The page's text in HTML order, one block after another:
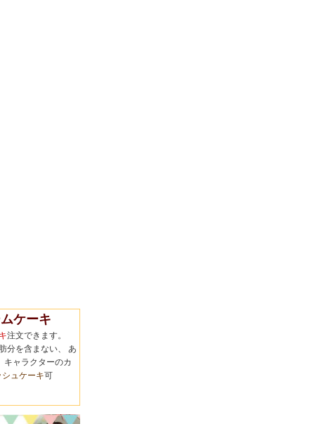
ケーキ
注文できます。
分を含まない、 あ
キャラクターのカ
ュケーキ可